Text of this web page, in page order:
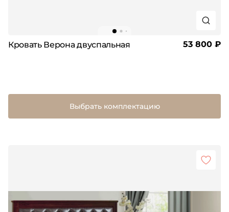
Кровать Верона двуспальная 53 800 ₽
Выбрать комплектацию